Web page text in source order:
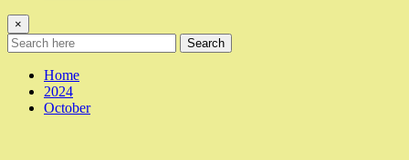
×
Search
Home
2024
October